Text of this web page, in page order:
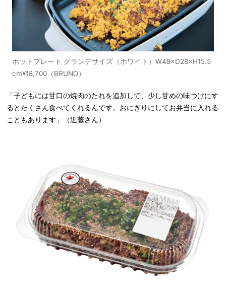
ホットプレート グランデサイズ（ホワイト）W48×D28×H15.5
cm¥18,700（BRUNO）
「子どもには甘口の焼肉のたれを追加して、少し甘めの味つけにす
るとたくさん食べてくれるんです。おにぎりにしてお弁当に入れる
こともあります」（近藤さん）